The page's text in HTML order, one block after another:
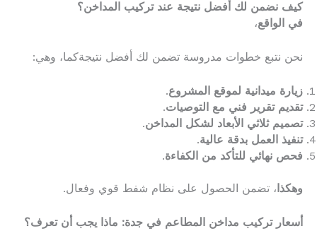
كيف نضمن لك أفضل نتيجة عند تركيب المداخن؟
في الواقع،
نحن نتبع خطوات مدروسة تضمن لك أفضل نتيجةكما، وهي:
زيارة ميدانية لموقع المشروع.
تقديم تقرير فني مع التوصيات.
تصميم ثلاثي الأبعاد لشكل المداخن.
تنفيذ العمل بدقة عالية.
فحص نهائي للتأكد من الكفاءة.
وهكذا ، تضمن الحصول على نظام شفط قوي وفعال.
أسعار تركيب مداخن المطاعم في جدة: ماذا يجب أن تعرف؟